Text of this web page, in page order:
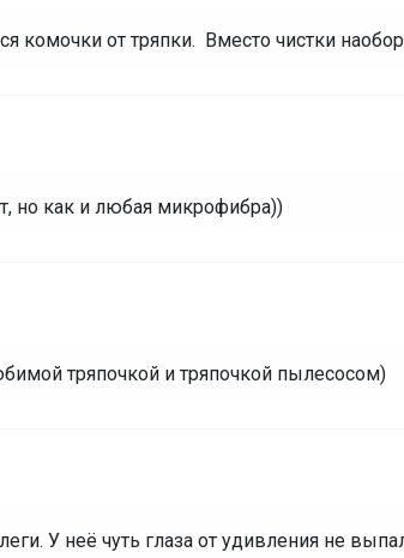
комочки от тряпки. Вместо чистки
но как и любая микрофибра))
тряпочкой и тряпочкой пылесосом)
У неё чуть глаза от удивления не